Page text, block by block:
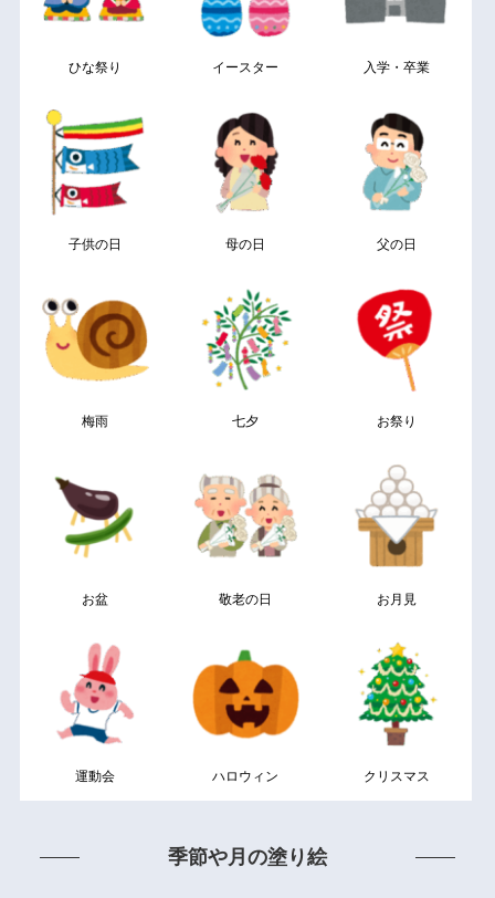
ひな祭り イースター 入学・卒業
子供の日 母の日 父の日
梅雨 七夕 お祭り
お盆 敬老の日 お月見
運動会 ハロウィン クリスマス
季節や月の塗り絵